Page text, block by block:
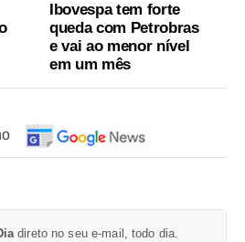
Ibovespa tem forte
queda com Petrobras
e vai ao menor nível
em um mês
direto no seu e-mail, todo dia.